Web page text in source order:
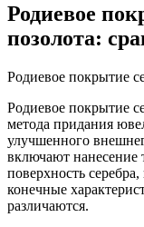
Родиевое
позолота:
Родиевое покрытие
Родиевое покрытие
метода придания
улучшенного
включают нанесение
поверхность
конечные
различаются.